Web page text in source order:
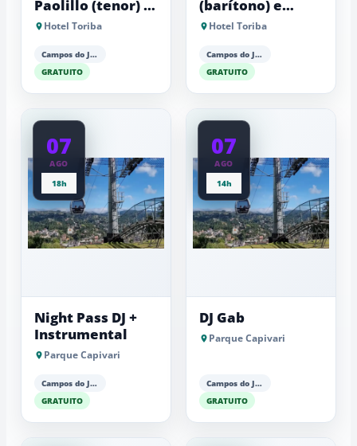
Paolillo (tenor) e
Antonio Luiz
Hotel Toriba
Campos do Jordão
GRATUITO
(barítono) e
Antonio Luiz
Hotel Toriba
Campos do Jordão
GRATUITO
07
AGO
18h
Night Pass DJ +
Instrumental
Parque Capivari
Campos do Jordão
GRATUITO
07
AGO
14h
DJ Gab
Parque Capivari
Campos do Jordão
GRATUITO